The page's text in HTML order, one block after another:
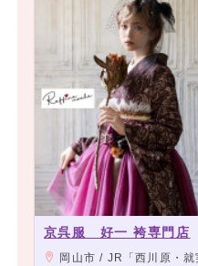
京呉服 好一 袴専門店
岡山市 / JR「西川原・就実駅」より徒歩15分、東